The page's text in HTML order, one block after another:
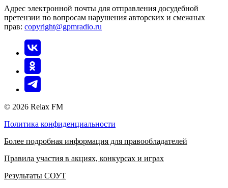
Адрес электронной почты для отправления досудебной
претензии по вопросам нарушения авторских и смежных
прав: copyright@gpmradio.ru
© 2026 Relax FM
Политика конфиденциальности
Более подробная информация для правообладателей
Правила участия в акциях, конкурсах и играх
Результаты СОУТ